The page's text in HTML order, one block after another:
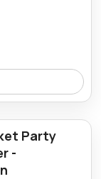
den
heuteParty
-